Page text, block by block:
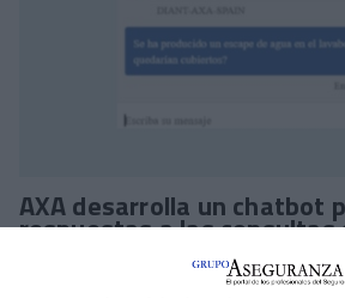
AXA desarrolla un chatbot
respuestas a las consultas
ha puesto en marcha un chatbot
agiliza los trámites y consultas en